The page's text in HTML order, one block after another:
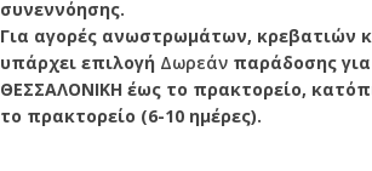
συνεννόησης.
Για αγορές ανωστρωμάτων, κρεβατιών
υπάρχει επιλογή Δωρεάν παράδοσης
ΘΕΣΣΑΛΟΝΙΚΗ έως το πρακτορείο,
το πρακτορείο (6-10 ημέρες).